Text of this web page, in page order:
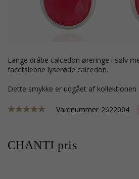
lange dråbe calcedon øreringe i sølv med blank overflade og 2
facetslebne lyserøde calcedon.
Dette smykke er udgået af kollektionen
Varenummer 2622004
CHANTI pris